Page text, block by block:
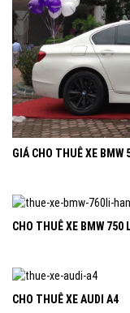
GIÁ CHO THUÊ XE BMW
CHO THUÊ XE BMW 750
CHO THUÊ XE AUDI A4